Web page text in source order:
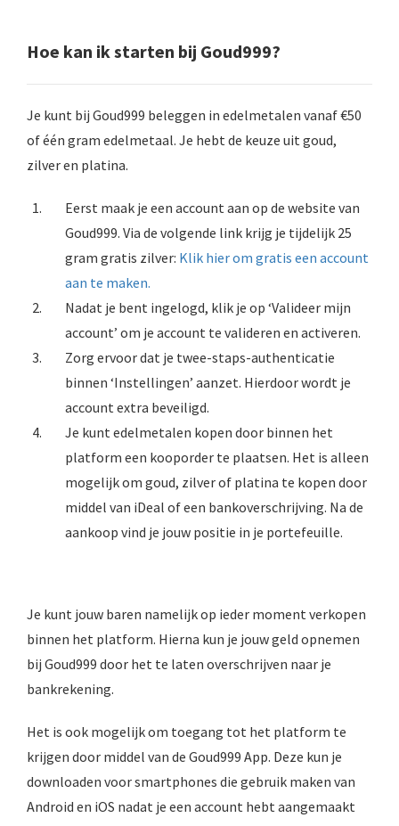
Hoe kan ik starten bij Goud999?
Je kunt bij Goud999 beleggen in edelmetalen vanaf €50
of één gram edelmetaal. Je hebt de keuze uit goud,
zilver en platina.
Eerst maak je een account aan op de website van
Goud999. Via de volgende link krijg je tijdelijk 25
gram gratis zilver: Klik hier om gratis een account
aan te maken.
Nadat je bent ingelogd, klik je op ‘Valideer mijn
account’ om je account te valideren en activeren.
Zorg ervoor dat je twee-staps-authenticatie
binnen ‘Instellingen’ aanzet. Hierdoor wordt je
account extra beveiligd.
Je kunt edelmetalen kopen door binnen het
platform een kooporder te plaatsen. Het is alleen
mogelijk om goud, zilver of platina te kopen door
middel van iDeal of een bankoverschrijving. Na de
aankoop vind je jouw positie in je portefeuille.
Je kunt jouw baren namelijk op ieder moment verkopen
binnen het platform. Hierna kun je jouw geld opnemen
bij Goud999 door het te laten overschrijven naar je
bankrekening.
Het is ook mogelijk om toegang tot het platform te
krijgen door middel van de Goud999 App. Deze kun je
downloaden voor smartphones die gebruik maken van
Android en iOS nadat je een account hebt aangemaakt